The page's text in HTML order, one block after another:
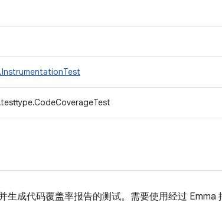
成代码覆盖率报告的测试。需要使用经过 Emma